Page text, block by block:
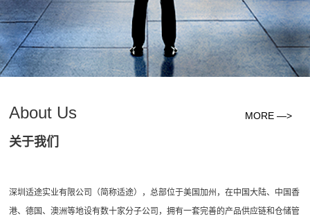
About Us
关于我们
MORE —>
深圳适途实业有限公司（简称适途），总部位于美国加州，在中国大陆、中国香
港、德国、澳洲等地设有数十家分子公司，拥有一套完善的产品供应链和仓储管